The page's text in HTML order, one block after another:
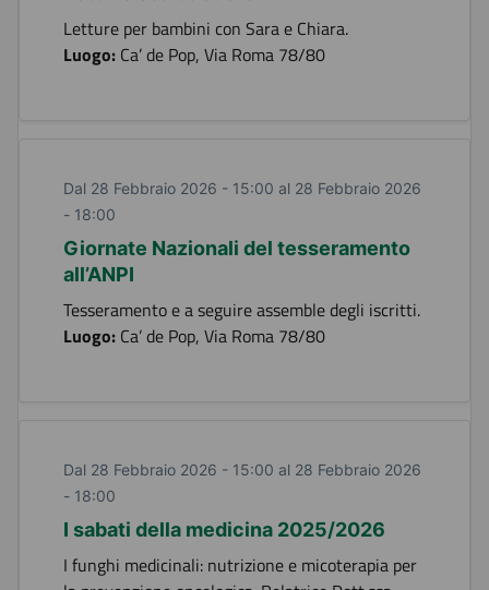
Letture per bambini con Sara e Chiara.
Luogo: Ca’ de Pop, Via Roma 78/80
Dal 28 Febbraio 2026 - 15:00 al 28 Febbraio 2026
- 18:00
Giornate Nazionali del tesseramento
all’ANPI
Tesseramento e a seguire assemble degli iscritti.
Luogo: Ca’ de Pop, Via Roma 78/80
Dal 28 Febbraio 2026 - 15:00 al 28 Febbraio 2026
- 18:00
I sabati della medicina 2025/2026
I funghi medicinali: nutrizione e micoterapia per